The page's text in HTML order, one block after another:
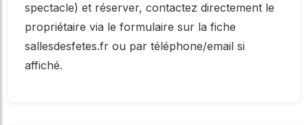
spectacle) et réserver, contactez directement le
propriétaire via le formulaire sur la fiche
sallesdesfetes.fr ou par téléphone/email si
affiché.